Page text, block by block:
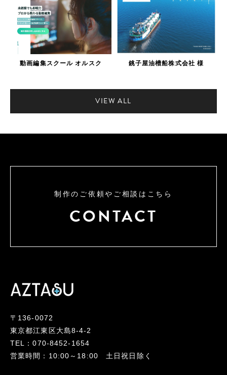
動画編集スクール オルスク 銚子屋油槽船株式会社 様
VIEW ALL
制作のご依頼やご相談はこちら
CONTACT
〒136-0072
東京都江東区大島8-4-2
TEL：070-8452-1654
営業時間：10:00～18:00 土日祝日除く